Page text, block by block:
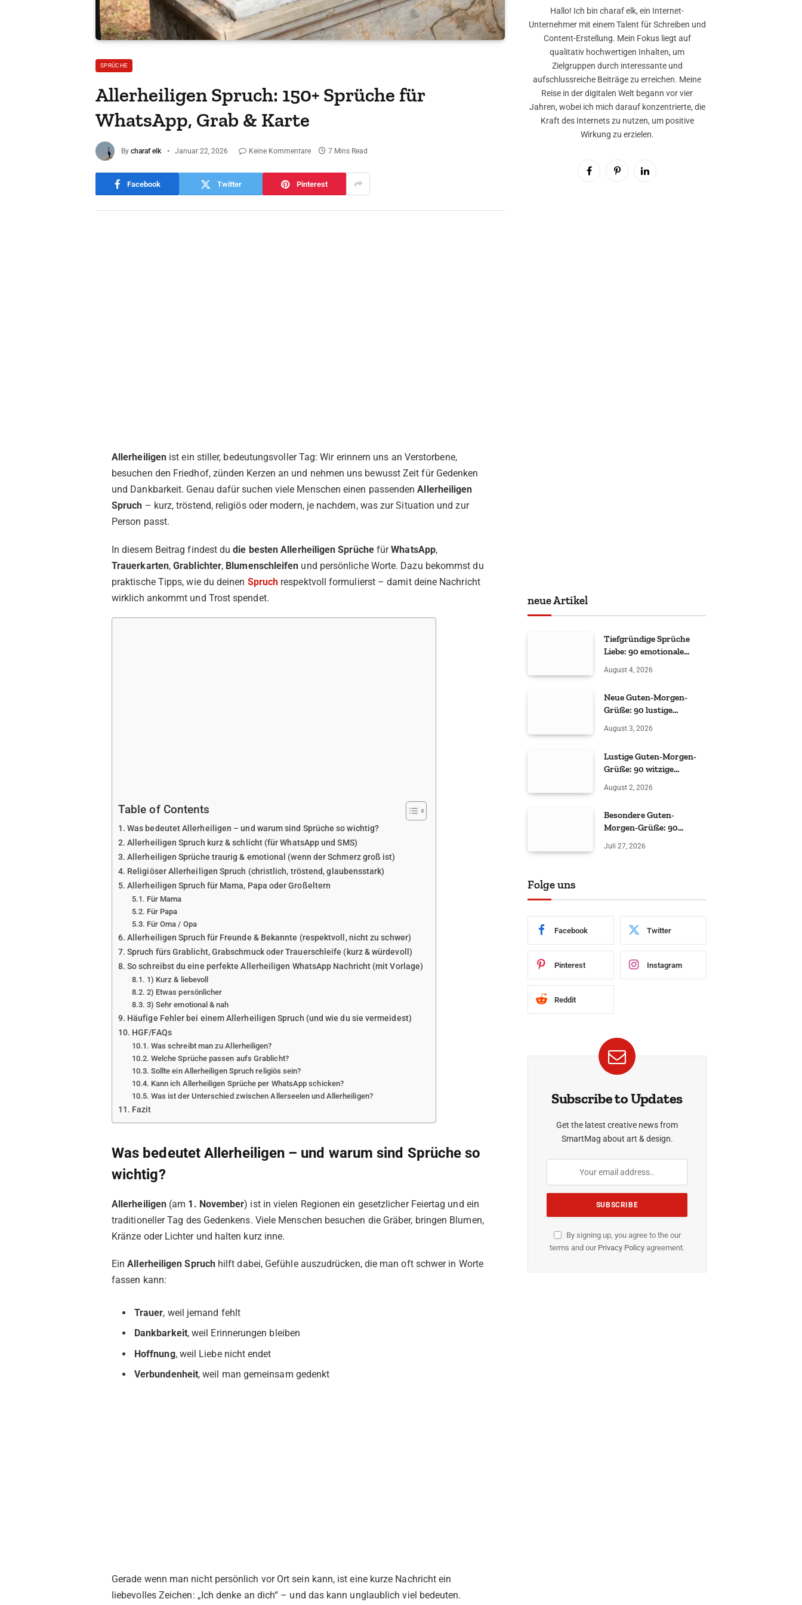
SPRÜCHE
Allerheiligen Spruch: 150+ Sprüche für
WhatsApp, Grab & Karte
By charaf elk Januar 22, 2026 Keine Kommentare 7 Mins Read
Facebook Twitter Pinterest
Allerheiligen ist ein stiller, bedeutungsvoller Tag: Wir erinnern uns an Verstorbene,
besuchen den Friedhof, zünden Kerzen an und nehmen uns bewusst Zeit für Gedenken
und Dankbarkeit. Genau dafür suchen viele Menschen einen passendenAllerheiligen
Spruch – kurz, tröstend, religiös oder modern, je nachdem, was zur Situation und zur
Person passt.
In diesem Beitrag findest dudie besten Allerheiligen SprüchefürWhatsApp,
Trauerkarten,Grablichter, Blumenschleifen und persönliche Worte. Dazu bekommst du
praktische Tipps, wie du deinen Spruch respektvoll formulierst – damit deine Nachricht
wirklich ankommt und Trost spendet.
Table of Contents
Was bedeutet Allerheiligen – und warum sind Sprüche so wichtig?
Allerheiligen Spruch kurz & schlicht (für WhatsApp und SMS)
Allerheiligen Sprüche traurig & emotional (wenn der Schmerz groß ist)
Religiöser Allerheiligen Spruch (christlich, tröstend, glaubensstark)
Allerheiligen Spruch für Mama, Papa oder Großeltern
Für Mama
Für Papa
Für Oma / Opa
Allerheiligen Spruch für Freunde & Bekannte (respektvoll, nicht zu schwer)
Spruch fürs Grablicht, Grabschmuck oder Trauerschleife (kurz & würdevoll)
So schreibst du eine perfekte Allerheiligen WhatsApp Nachricht (mit Vorlage)
1) Kurz & liebevoll
2) Etwas persönlicher
3) Sehr emotional & nah
Häufige Fehler bei einem Allerheiligen Spruch (und wie du sie vermeidest)
HGF/FAQs
Was schreibt man zu Allerheiligen?
Welche Sprüche passen aufs Grablicht?
Sollte ein Allerheiligen Spruch religiös sein?
Kann ich Allerheiligen Sprüche per WhatsApp schicken?
Was ist der Unterschied zwischen Allerseelen und Allerheiligen?
Fazit
Was bedeutet Allerheiligen – und warum sind Sprüche so
wichtig?
Allerheiligen (am 1. November) ist in vielen Regionen ein gesetzlicher Feiertag und ein
traditioneller Tag des Gedenkens. Viele Menschen besuchen die Gräber, bringen Blumen,
Kränze oder Lichter und halten kurz inne.
EinAllerheiligen Spruchhilft dabei, Gefühle auszudrücken, die man oft schwer in Worte
fassen kann:
Trauer, weil jemand fehlt
Dankbarkeit, weil Erinnerungen bleiben
Hoffnung, weil Liebe nicht endet
Verbundenheit, weil man gemeinsam gedenkt
Gerade wenn man nicht persönlich vor Ort sein kann, ist eine kurze Nachricht ein
liebevolles Zeichen: „Ich denke an dich“ – und das kann unglaublich viel bedeuten.
Hallo! Ich bin charaf elk, ein Internet-
Unternehmer mit einem Talent für Schreiben und
Content-Erstellung. Mein Fokus liegt auf
qualitativ hochwertigen Inhalten, um
Zielgruppen durch interessante und
aufschlussreiche Beiträge zu erreichen. Meine
Reise in der digitalen Welt begann vor vier
Jahren, wobei ich mich darauf konzentrierte, die
Kraft des Internets zu nutzen, um positive
Wirkung zu erzielen.
FacebookPinterestLinkedIn
neue Artikel
Tiefgründige Sprüche
Liebe: 90 emotionale
August 4, 2026
Neue Guten-Morgen-
Grüße: 90 lustige
August 3, 2026
Lustige Guten-Morgen-
Grüße: 90 witzige
August 2, 2026
Besondere Guten-
Morgen-Grüße: 90
Juli 27, 2026
Folge uns
Facebook Twitter
Pinterest Instagram
Reddit
Subscribe to Updates
Get the latest creative news from
SmartMag about art & design.
By signing up, you agree to the our
terms and our Privacy Policy agreement.